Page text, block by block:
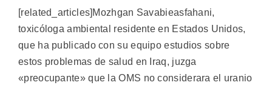
[related_articles]Mozhgan Savabieasfahani,
toxicóloga ambiental residente en Estados Unidos,
que ha publicado con su equipo estudios sobre
estos problemas de salud en Iraq, juzga
«preocupante» que la OMS no considerara el uranio